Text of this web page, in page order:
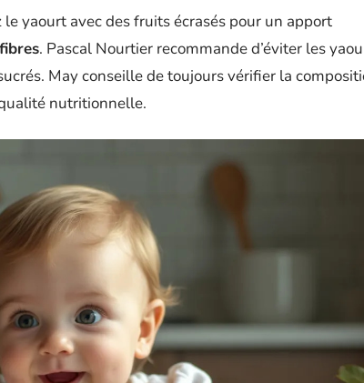
yaourt avec des fruits écrasés pour un apport
fibres. Pascal Nourtier recommande d’éviter les
May conseille de toujours vérifier la
nutritionnelle.